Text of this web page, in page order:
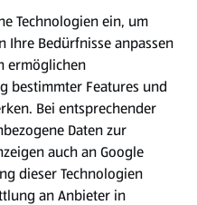
Technologien ein, um
Ihre Bedürfnisse anpassen
ermöglichen
bestimmter Features und
Bei entsprechender
Daten zur
auch an Google
dieser Technologien
an Anbieter in